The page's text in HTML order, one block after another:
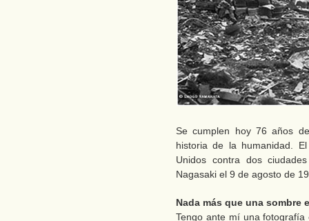
Se cumplen hoy 76 años
historia de la humanidad.
Unidos contra dos
Nagasaki el 9 de agosto de
Nada más que una sombre
Tengo ante mí una